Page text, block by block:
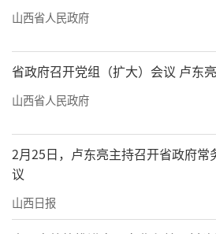
河亦有着别样的情怀。在他的
流。经过20多年的生态修复
清岸绿，风光旖旎。史振宇自
看，这里已经成为太原市的
实不仅是汾河景区，这些年
治’一体推进，空气越来越好
多了，大大小小的公园星罗
山西省人民政府
省政府召开党组（扩大）会议 卢东
山西省人民政府
2月25日，卢东亮主持召开省政府常
议
山西日报